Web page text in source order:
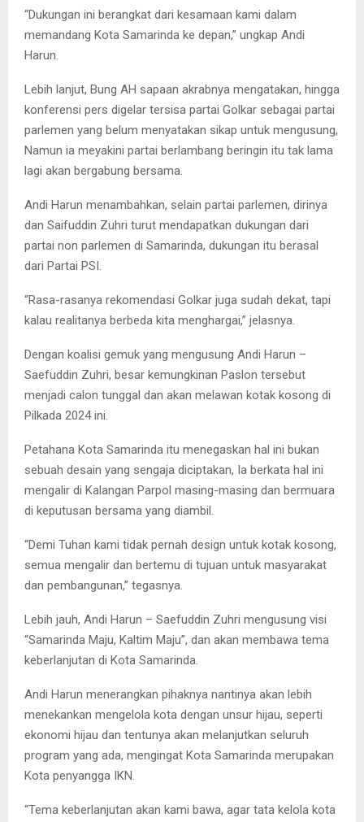
“Dukungan ini berangkat dari kesamaan kami dalam
memandang Kota Samarinda ke depan,” ungkap Andi
Harun.
Lebih lanjut, Bung AH sapaan akrabnya mengatakan, hingga
konferensi pers digelar tersisa partai Golkar sebagai partai
parlemen yang belum menyatakan sikap untuk mengusung,
Namun ia meyakini partai berlambang beringin itu tak lama
lagi akan bergabung bersama.
Andi Harun menambahkan, selain partai parlemen, dirinya
dan Saifuddin Zuhri turut mendapatkan dukungan dari
partai non parlemen di Samarinda, dukungan itu berasal
dari Partai PSI.
“Rasa-rasanya rekomendasi Golkar juga sudah dekat, tapi
kalau realitanya berbeda kita menghargai,” jelasnya.
Dengan koalisi gemuk yang mengusung Andi Harun –
Saefuddin Zuhri, besar kemungkinan Paslon tersebut
menjadi calon tunggal dan akan melawan kotak kosong di
Pilkada 2024 ini.
Petahana Kota Samarinda itu menegaskan hal ini bukan
sebuah desain yang sengaja diciptakan, Ia berkata hal ini
mengalir di Kalangan Parpol masing-masing dan bermuara
di keputusan bersama yang diambil.
“Demi Tuhan kami tidak pernah design untuk kotak kosong,
semua mengalir dan bertemu di tujuan untuk masyarakat
dan pembangunan,” tegasnya.
Lebih jauh, Andi Harun – Saefuddin Zuhri mengusung visi
“Samarinda Maju, Kaltim Maju”, dan akan membawa tema
keberlanjutan di Kota Samarinda.
Andi Harun menerangkan pihaknya nantinya akan lebih
menekankan mengelola kota dengan unsur hijau, seperti
ekonomi hijau dan tentunya akan melanjutkan seluruh
program yang ada, mengingat Kota Samarinda merupakan
Kota penyangga IKN.
“Tema keberlanjutan akan kami bawa, agar tata kelola kota